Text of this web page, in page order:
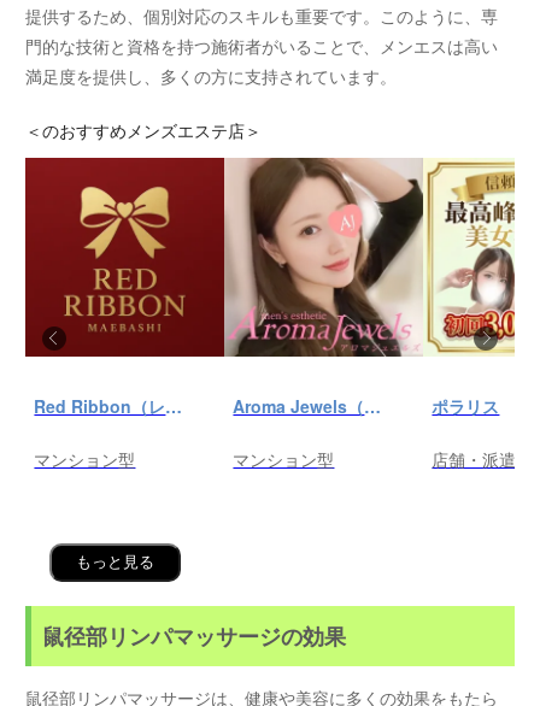
提供するため、個別対応のスキルも重要です。このように、専
門的な技術と資格を持つ施術者がいることで、メンエスは高い
満足度を提供し、多くの方に支持されています。
＜のおすすめメンズエステ店＞
Red Ribbon（レッドリボン）前橋
マンション型
Aroma Jewels（アロマ ジュエルズ）秋葉原ルーム
マンション型
ポラリス
店舗・派遣
もっと見る
鼠径部リンパマッサージの効果
鼠径部リンパマッサージは、健康や美容に多くの効果をもたら